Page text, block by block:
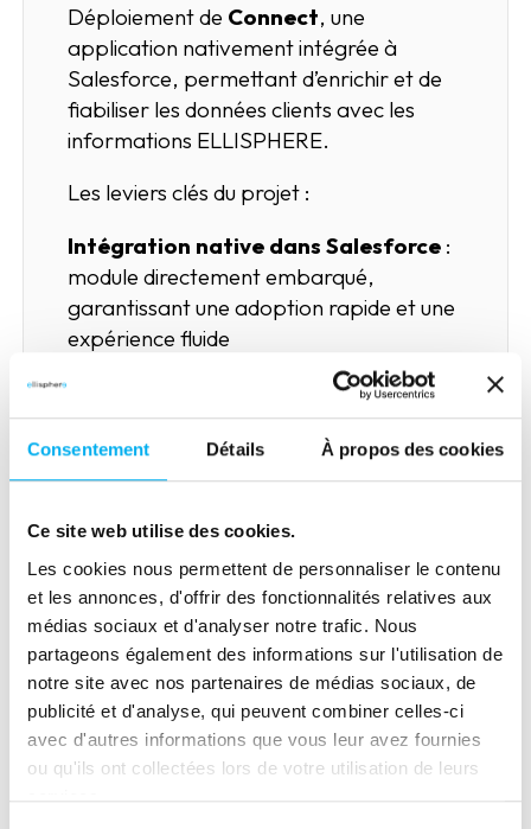
Consentement Détails À propos des cookies
Ce site web utilise des cookies.
Les cookies nous permettent de personnaliser le contenu
et les annonces, d'offrir des fonctionnalités relatives aux
médias sociaux et d'analyser notre trafic. Nous
partageons également des informations sur l'utilisation de
notre site avec nos partenaires de médias sociaux, de
publicité et d'analyse, qui peuvent combiner celles-ci
avec d'autres informations que vous leur avez fournies
ou qu'ils ont collectées lors de votre utilisation de leurs
Déploiement de Connect, une
application nativement intégrée à
Salesforce, permettant d’enrichir et de
fiabiliser les données clients avec les
informations ELLISPHERE.
Les leviers clés du projet :
Intégration native dans Salesforce :
module directement embarqué,
garantissant une adoption rapide et une
expérience fluide
Personnalisation des indicateurs:
sélection et configuration des données
utiles selon les besoins métiers des clients
données: apport des données
ELLISPHERE (notamment indicateurs de
risque) pour améliorer la qualité du
référentiel
Co-construction projet:
collaboration étroite entre Levana,
ELLISPHERE et les clients finaux